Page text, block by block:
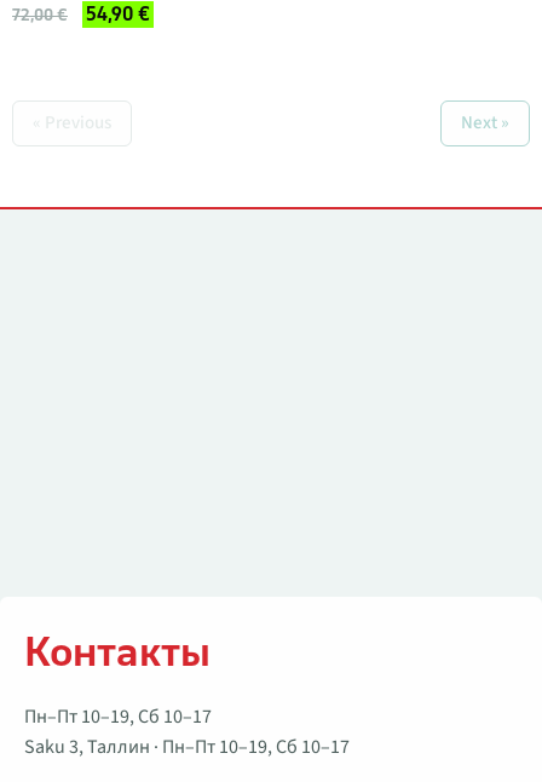
72,00 € 54,90 €
« Previous Next »
Контакты
Пн–Пт 10–19, Сб 10–17
Saku 3, Таллин · Пн–Пт 10–19, Сб 10–17